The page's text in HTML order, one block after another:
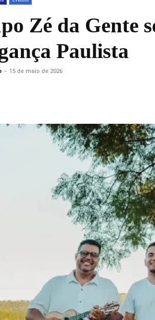
Zé da Gente
Paulista
- 15 de maio de 2026